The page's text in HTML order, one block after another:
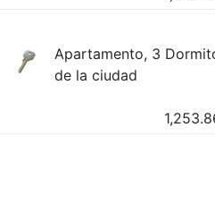
Apartamento, 3
de la ciudad